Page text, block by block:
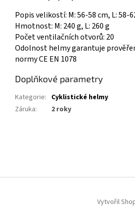
Popis velikostí: M: 56-58 cm, L: 58-
Hmotnost: M: 240 g, L: 260 g
Počet ventilačních otvorů: 20
Odolnost helmy garantuje
normy CE EN 1078
Doplňkové parametry
Kategorie: Cyklistické helmy
Záruka: 2 roky
Vytvořil